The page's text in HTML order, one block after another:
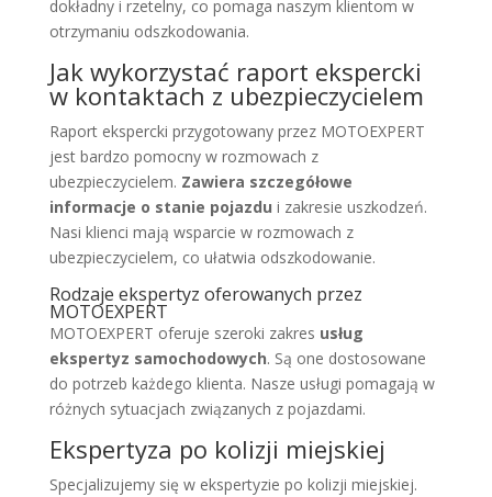
dokładny i rzetelny, co pomaga naszym klientom w
otrzymaniu odszkodowania.
Jak wykorzystać raport ekspercki
w kontaktach z ubezpieczycielem
Raport ekspercki przygotowany przez MOTOEXPERT
jest bardzo pomocny w rozmowach z
ubezpieczycielem. Zawiera szczegółowe
informacje o stanie pojazdu i zakresie uszkodzeń.
Nasi klienci mają wsparcie w rozmowach z
ubezpieczycielem, co ułatwia odszkodowanie.
Rodzaje ekspertyz oferowanych przez
MOTOEXPERT
MOTOEXPERT oferuje szeroki zakres usług
ekspertyz samochodowych. Są one dostosowane
do potrzeb każdego klienta. Nasze usługi pomagają w
różnych sytuacjach związanych z pojazdami.
Ekspertyza po kolizji miejskiej
Specjalizujemy się w ekspertyzie po kolizji miejskiej.